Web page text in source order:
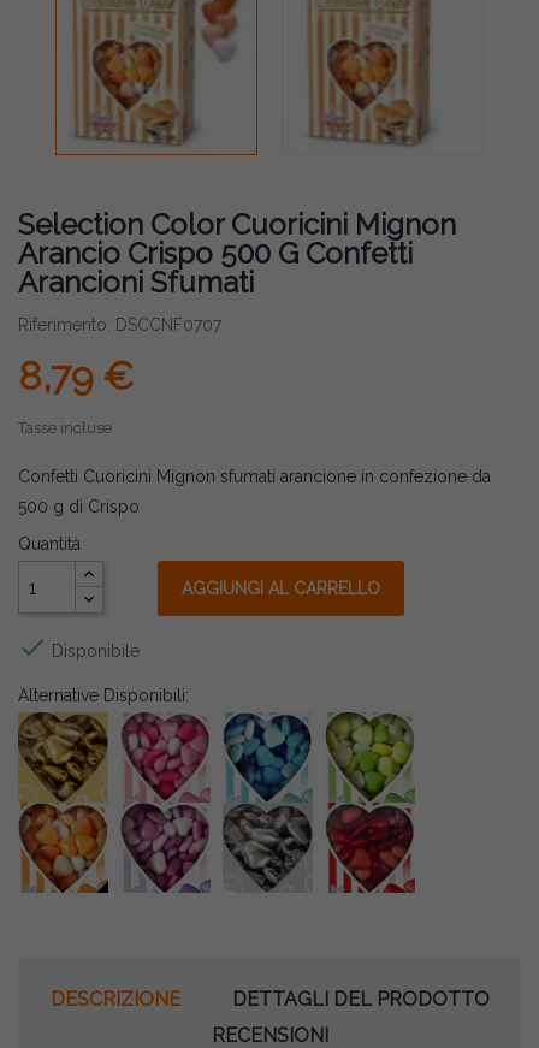
Selection Color Cuoricini Mignon
Arancio Crispo 500 G Confetti
Arancioni Sfumati
Riferimento: DSCCNF0707
8,79 €
Tasse incluse
Confetti Cuoricini Mignon sfumati arancione in confezione da
500 g di Crispo
Quantità
AGGIUNGI AL CARRELLO
 Disponibile
Alternative Disponibili:
DESCRIZIONE
DETTAGLI DEL PRODOTTO
RECENSIONI